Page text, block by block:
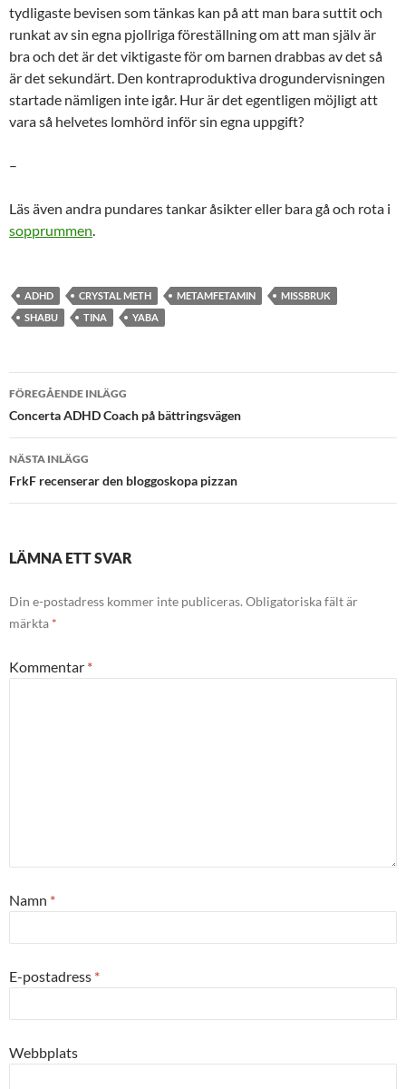
tydligaste bevisen som tänkas kan på att man bara suttit och
runkat av sin egna pjollriga föreställning om att man själv är
bra och det är det viktigaste för om barnen drabbas av det så
är det sekundärt. Den kontraproduktiva drogundervisningen
startade nämligen inte igår. Hur är det egentligen möjligt att
vara så helvetes lomhörd inför sin egna uppgift?
–
Läs även andra pundares tankar åsikter eller bara gå och rota i
sopprummen.
ADHD CRYSTAL METH METAMFETAMIN
MISSBRUK
SHABU
TINA YABA
Inläggsnavigering
FÖREGÅENDE INLÄGG
Concerta ADHD Coach på bättringsvägen
NÄSTA INLÄGG
FrkF recenserar den bloggoskopa pizzan
LÄMNA ETT SVAR
Din e-postadress kommer inte publiceras. Obligatoriska fält är
märkta *
Kommentar *
Namn *
E-postadress *
Webbplats